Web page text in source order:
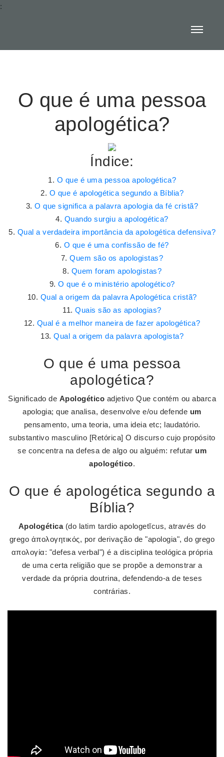
:
O que é uma pessoa
apologética?
Índice:
O que é uma pessoa apologética?
O que é apologética segundo a Bíblia?
O que significa a palavra apologia da fé cristã?
Quando surgiu a apologética?
Qual a verdadeira importância da apologética defensiva?
O que é uma confissão de fé?
Quem são os apologistas?
Quem foram apologistas?
O que é o ministério apologético?
Qual a origem da palavra Apologética cristã?
Quais são as apologias?
Qual é a melhor maneira de fazer apologética?
Qual a origem da palavra apologista?
O que é uma pessoa
apologética?
Significado de Apologético adjetivo Que contém ou abarca
apologia; que analisa, desenvolve e/ou defende um
pensamento, uma teoria, uma ideia etc; laudatório.
substantivo masculino [Retórica] O discurso cujo propósito
se concentra na defesa de algo ou alguém: refutar um
apologético.
O que é apologética segundo a
Bíblia?
Apologética(do latim tardio apologetĭcus, através do
grego ἀπολογητικός, por derivação de "apologia", do grego
απολογία: "defesa verbal") é a disciplina teológica própria
de uma certa religião que se propõe a demonstrar a
verdade da própria doutrina, defendendo-a de teses
contrárias.